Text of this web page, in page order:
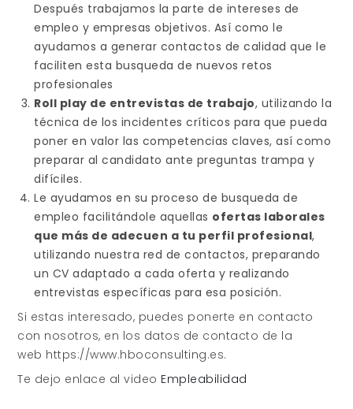
Después trabajamos la parte de intereses de
empleo y empresas objetivos. Así como le
ayudamos a generar contactos de calidad que le
faciliten esta busqueda de nuevos retos
profesionales
Roll play de entrevistas de trabajo, utilizando la
técnica de los incidentes críticos para que pueda
poner en valor las competencias claves, así como
preparar al candidato ante preguntas trampa y
difíciles.
Le ayudamos en su proceso de busqueda de
empleo facilitándole aquellas ofertas laborales
que más de adecuen a tu perfil profesional,
utilizando nuestra red de contactos, preparando
un CV adaptado a cada oferta y realizando
entrevistas específicas para esa posición.
Si estas interesado, puedes ponerte en contacto
con nosotros, en los datos de contacto de la
web https://www.hboconsulting.es.
Te dejo enlace al video Empleabilidad